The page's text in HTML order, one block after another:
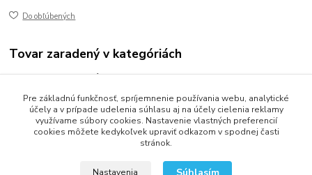
Do obľúbených
Tovar zaradený v kategóriách
Vrecia odpadové
Vrecia 120-140L
2013 - 2025 LOVITECH, s.r.o. - Už 12 rokov s Vami...
Pre základnú funkčnosť, spríjemnenie používania webu, analytické
účely a v prípade udelenia súhlasu aj na účely cielenia reklamy
využívame súbory cookies. Nastavenie vlastných preferencií
cookies môžete kedykoľvek upraviť odkazom v spodnej časti
stránok.
Nastavenia